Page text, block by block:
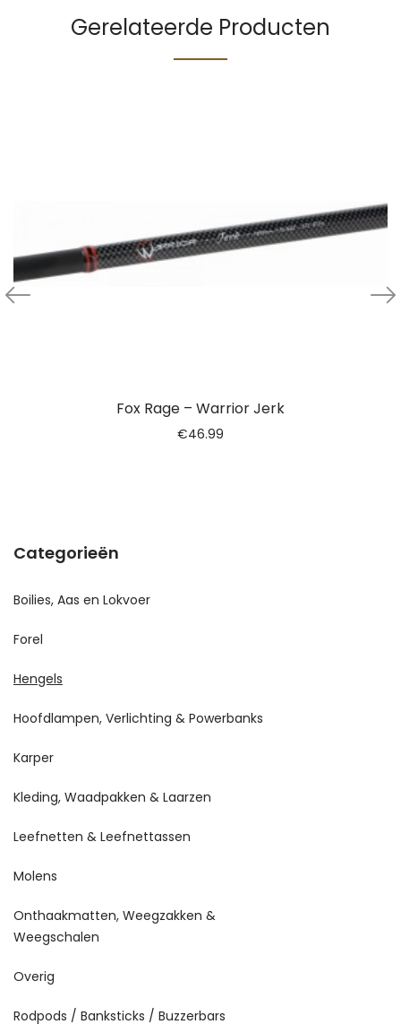
Gerelateerde Producten
Fox Rage – Warrior Jerk
€46.99
Categorieën
Boilies, Aas en Lokvoer
Forel
Hengels
Hoofdlampen, Verlichting & Powerbanks
Karper
Kleding, Waadpakken & Laarzen
Leefnetten & Leefnettassen
Molens
Onthaakmatten, Weegzakken &
Weegschalen
Overig
Rodpods / Banksticks / Buzzerbars